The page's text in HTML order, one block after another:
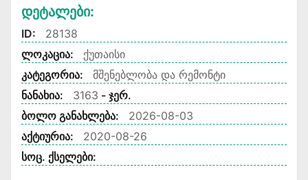
Დეტალები:
ID:
28138
ლოკაცია:
ქუთაისი
კატეგორია:
მშენებლობა და რემონტი
ნანახია:
3163 - ჯერ.
ბოლო განახლება:
2026-08-03
აქტიურია:
2020-08-26
სოც. ქსელები: